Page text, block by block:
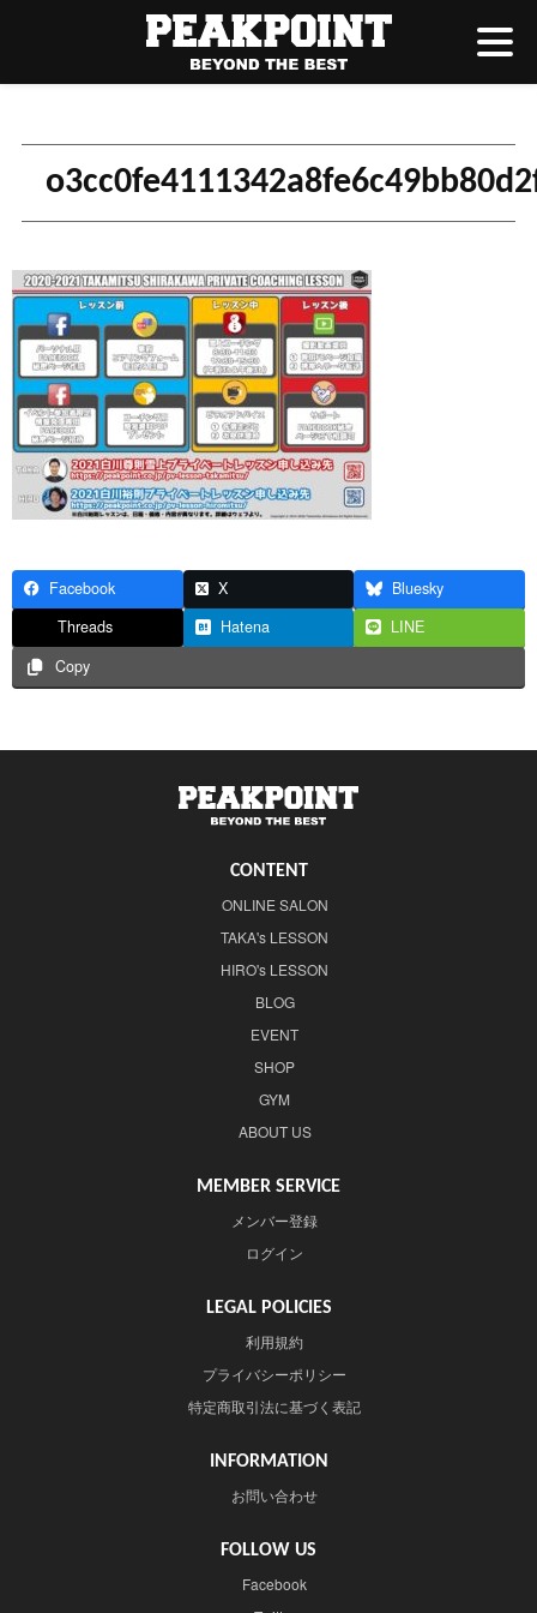
Facebook X
Bluesky
Threads
Hatena
LINE
Copy
CONTENT
ONLINE SALON
TAKA's LESSON
HIRO's LESSON
BLOG
EVENT
SHOP
GYM
ABOUT US
MEMBER SERVICE
メンバー登録
ログイン
LEGAL POLICIES
利用規約
プライバシーポリシー
特定商取引法に基づく表記
INFORMATION
お問い合わせ
FOLLOW US
Facebook